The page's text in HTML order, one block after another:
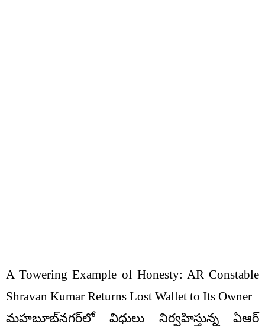
A Towering Example of Honesty: AR Constable
Shravan Kumar Returns Lost Wallet to Its Owner
మహబూబ్‌నగర్‌లో విధులు నిర్వహిస్తున్న ఏఆర్